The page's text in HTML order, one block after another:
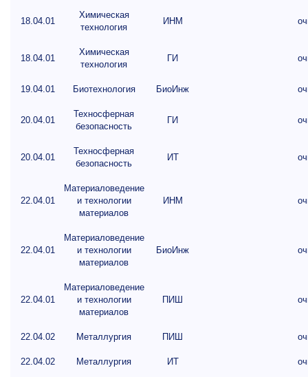
18.04.01
Химическая
технология
ИНМ
18.04.01
Химическая
технология
ГИ
19.04.01 Биотехнология БиоИнж
20.04.01
Техносферная
безопасность
ГИ
20.04.01
Техносферная
безопасность
ИТ
22.04.01
Материаловедение
и технологии
материалов
ИНМ
22.04.01
Материаловедение
и технологии
материалов
БиоИнж
22.04.01
Материаловедение
и технологии
материалов
ПИШ
22.04.02 Металлургия ПИШ
22.04.02 Металлургия ИТ